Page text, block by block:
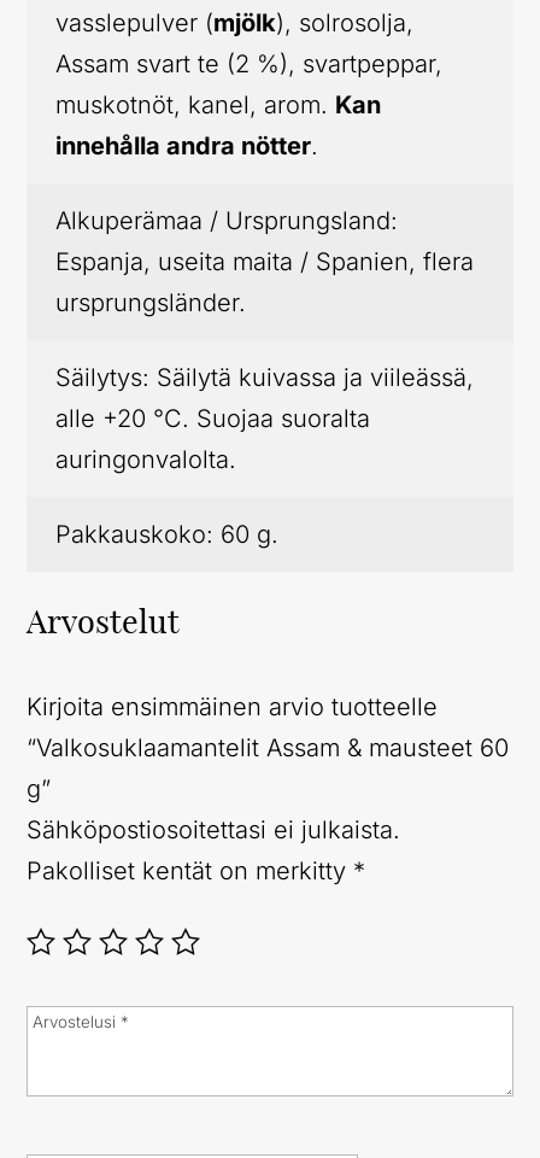
vasslepulver (mjölk), solrosolja,
Assam svart te (2 %), svartpeppar,
muskotnöt, kanel, arom. Kan
innehålla andra nötter.
Alkuperämaa / Ursprungsland:
Espanja, useita maita / Spanien, flera
ursprungsländer.
Säilytys: Säilytä kuivassa ja viileässä,
alle +20 °C. Suojaa suoralta
auringonvalolta.
Pakkauskoko: 60 g.
Arvostelut
Kirjoita ensimmäinen arvio tuotteelle
“Valkosuklaamantelit Assam & mausteet 60
g”
Sähköpostiosoitettasi ei julkaista.
Pakolliset kentät on merkitty *